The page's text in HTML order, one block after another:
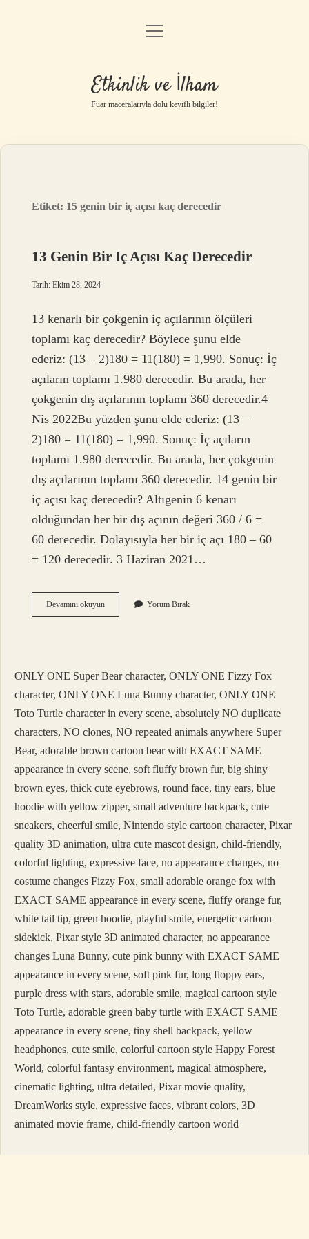
Anasayfa
Gizlilik Politikası
Yasal Uyarı
menüyü
Etkinlik ve İlham
Fuar maceralarıyla dolu keyifli bilgiler!
Etiket: 15 genin bir iç açısı kaç derecedir
13 Genin Bir Iç Açısı Kaç Derecedir
Tarih: Ekim 28, 2024
13 kenarlı bir çokgenin iç açılarının ölçüleri
toplamı kaç derecedir? Böylece şunu elde
ederiz: (13 – 2)180 = 11(180) = 1,990. Sonuç: İç
açıların toplamı 1.980 derecedir. Bu arada, her
çokgenin dış açılarının toplamı 360 derecedir.4
Nis 2022Bu yüzden şunu elde ederiz: (13 –
2)180 = 11(180) = 1,990. Sonuç: İç açıların
toplamı 1.980 derecedir. Bu arada, her çokgenin
dış açılarının toplamı 360 derecedir. 14 genin bir
iç açısı kaç derecedir? Altıgenin 6 kenarı
olduğundan her bir dış açının değeri 360 / 6 =
60 derecedir. Dolayısıyla her bir iç açı 180 – 60
= 120 derecedir. 3 Haziran 2021…
Devamını okuyun13
Genin
Derecedir
Yorum Bırak
ONLY ONE Super Bear character, ONLY ONE Fizzy Fox
character, ONLY ONE Luna Bunny character, ONLY ONE
Toto Turtle character in every scene, absolutely NO duplicate
characters, NO clones, NO repeated animals anywhere Super
Bear, adorable brown cartoon bear with EXACT SAME
appearance in every scene, soft fluffy brown fur, big shiny
brown eyes, thick cute eyebrows, round face, tiny ears, blue
hoodie with yellow zipper, small adventure backpack, cute
sneakers, cheerful smile, Nintendo style cartoon character, Pixar
quality 3D animation, ultra cute mascot design, child-friendly,
colorful lighting, expressive face, no appearance changes, no
costume changes Fizzy Fox, small adorable orange fox with
EXACT SAME appearance in every scene, fluffy orange fur,
white tail tip, green hoodie, playful smile, energetic cartoon
sidekick, Pixar style 3D animated character, no appearance
changes Luna Bunny, cute pink bunny with EXACT SAME
appearance in every scene, soft pink fur, long floppy ears,
purple dress with stars, adorable smile, magical cartoon style
Toto Turtle, adorable green baby turtle with EXACT SAME
appearance in every scene, tiny shell backpack, yellow
headphones, cute smile, colorful cartoon style Happy Forest
World, colorful fantasy environment, magical atmosphere,
cinematic lighting, ultra detailed, Pixar movie quality,
DreamWorks style, expressive faces, vibrant colors, 3D
animated movie frame, child-friendly cartoon world